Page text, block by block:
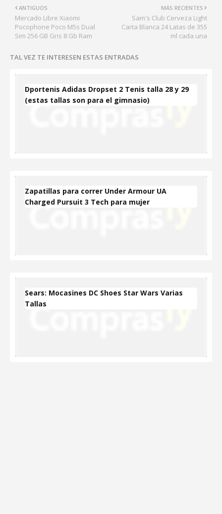
MÁS RECIENTES
Sam's Club Cerveza Light
Carta Blanca 24 Latas de 355
ml cada una
ANTIGUOS
Mercado Libre Xiaomi
Pocophone Poco M5s Dual
Sim 256 GB Gris 8 Gb Ram
TAL VEZ TE INTERESEN ESTAS ENTRADAS
Dportenis Adidas Dropset 2 Tenis talla 28 y 29
(estas tallas son para el gimnasio)
Zapatillas para correr Under Armour UA
Charged Pursuit 3 Tech para mujer
Sears: Mocasines DC Shoes Star Wars Varias
Tallas